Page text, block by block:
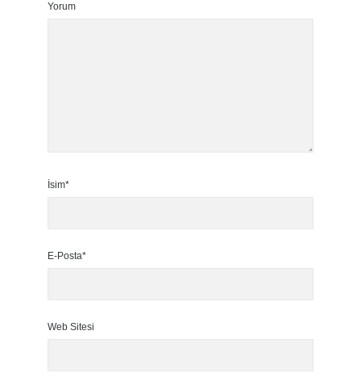
Yorum
İsim*
E-Posta*
Web Sitesi